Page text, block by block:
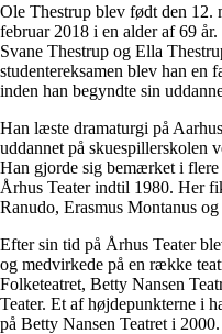
Ole Thestrup blev født den 12.
februar 2018 i en alder af 69
Svane Thestrup og Ella
studentereksamen blev han en
inden han begyndte sin
Han læste dramaturgi på
uddannet på skuespillerskolen
Han gjorde sig bemærket i flere
Århus Teater indtil 1980. Her
Ranudo, Erasmus Montanus
Efter sin tid på Århus Teater
og medvirkede på en række
Folketeatret, Betty Nansen
Teater. Et af højdepunkterne i
på Betty Nansen Teatret i 2000.